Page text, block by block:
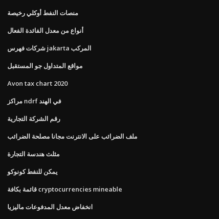
منصات النفط أوكلي رخيصة
أنواع من معدل الفائدة الفعال
شركات فهرس jakarta المركب
مواقع المتداول جو المستقبل
Avon tax chart 2020
مراكز ndrf في الهند
رقم الشركة التجارية
ملف الضرائب على الانترنت مجانا مصلحة الضرائب
مثلث هندسة التجارة
يمكن للنفط كونوكو
قائمة بكافة cryptocurrencies mineable
انخفاض معدل المدفوعات ماليزيا